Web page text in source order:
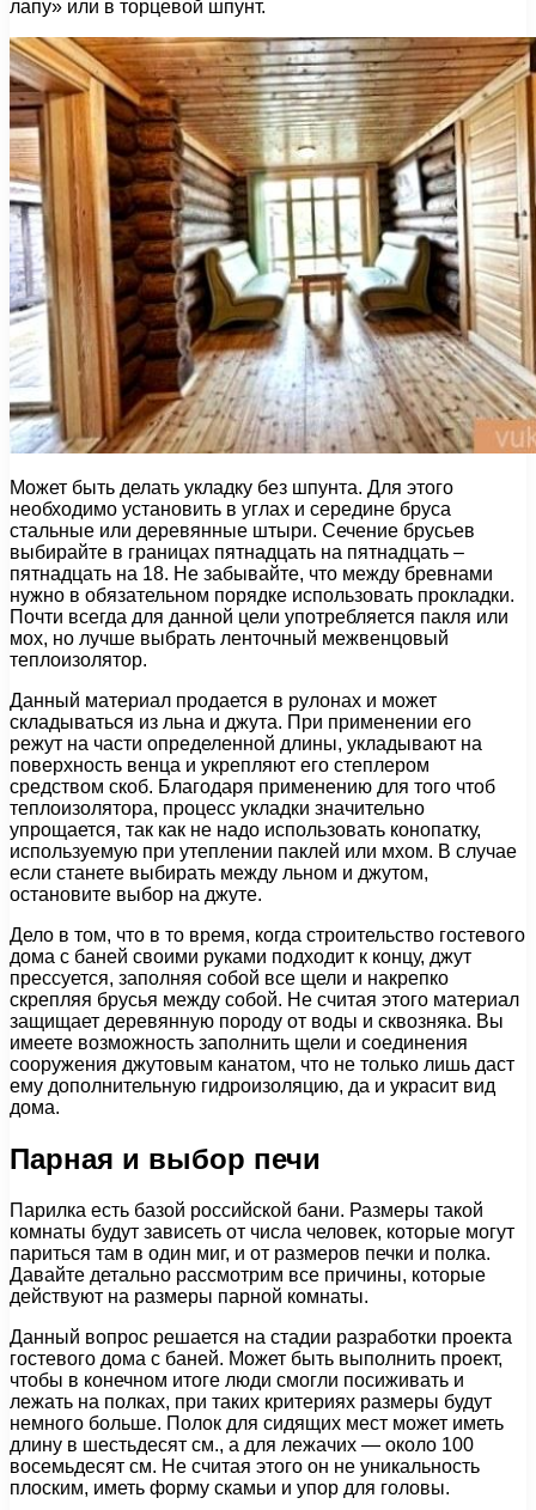
лапу» или в торцевой шпунт.
Может быть делать укладку без шпунта. Для этого
необходимо установить в углах и середине бруса
стальные или деревянные штыри. Сечение брусьев
выбирайте в границах пятнадцать на пятнадцать –
пятнадцать на 18. Не забывайте, что между бревнами
нужно в обязательном порядке использовать прокладки.
Почти всегда для данной цели употребляется пакля или
мох, но лучше выбрать ленточный межвенцовый
теплоизолятор.
Данный материал продается в рулонах и может
складываться из льна и джута. При применении его
режут на части определенной длины, укладывают на
поверхность венца и укрепляют его степлером
средством скоб. Благодаря применению для того чтоб
теплоизолятора, процесс укладки значительно
упрощается, так как не надо использовать конопатку,
используемую при утеплении паклей или мхом. В случае
если станете выбирать между льном и джутом,
остановите выбор на джуте.
Дело в том, что в то время, когда строительство гостевого
дома с баней своими руками подходит к концу, джут
прессуется, заполняя собой все щели и накрепко
скрепляя брусья между собой. Не считая этого материал
защищает деревянную породу от воды и сквозняка. Вы
имеете возможность заполнить щели и соединения
сооружения джутовым канатом, что не только лишь даст
ему дополнительную гидроизоляцию, да и украсит вид
дома.
Парная и выбор печи
Парилка есть базой российской бани. Размеры такой
комнаты будут зависеть от числа человек, которые могут
париться там в один миг, и от размеров печки и полка.
Давайте детально рассмотрим все причины, которые
действуют на размеры парной комнаты.
Данный вопрос решается на стадии разработки проекта
гостевого дома с баней. Может быть выполнить проект,
чтобы в конечном итоге люди смогли посиживать и
лежать на полках, при таких критериях размеры будут
немного больше. Полок для сидящих мест может иметь
длину в шестьдесят см., а для лежачих — около 100
восемьдесят см. Не считая этого он не уникальность
плоским, иметь форму скамьи и упор для головы.